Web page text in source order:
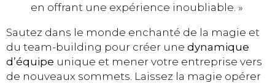
en offrant une expérience inoubliable. »
Sautez dans le monde enchanté de la magie et
du team-building pour créer une dynamique
d’équipe unique et mener votre entreprise vers
de nouveaux sommets. Laissez la magie opérer